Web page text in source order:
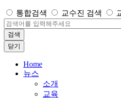
통합검색 교수진 검색
검색
닫기
Home
뉴스
소개
교육